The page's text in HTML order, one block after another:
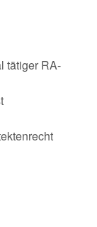
tätiger RA-